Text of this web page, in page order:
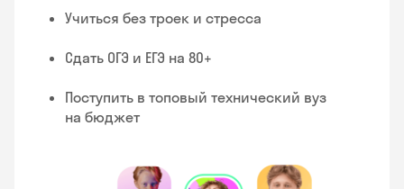
Учиться без троек и стресса
Сдать ОГЭ и ЕГЭ на 80+
Поступить в топовый технический вуз
на бюджет